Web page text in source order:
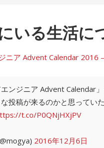
いる生活に
ニア Advent Calendar 2016
エンジニア Advent Calendar
投稿が来るのかと思ってい
t.co/P0QNjHXjPV
2016年12月6日